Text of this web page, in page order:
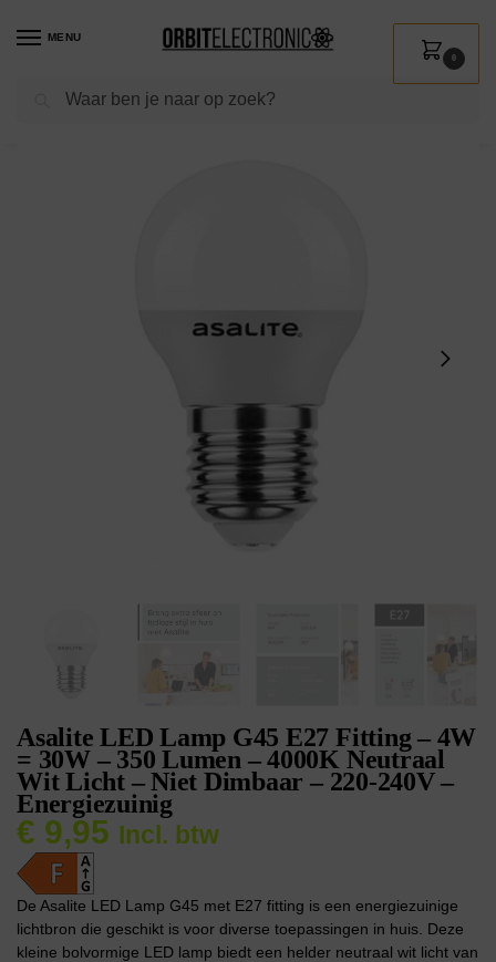
MENU
Zoeken
0
Shop / Verlichting / Lichtbronnen
Asalite LED Lamp G45 E27 Fitting – 4W
= 30W – 350 Lumen – 4000K Neutraal
Wit Licht – Niet Dimbaar – 220-240V –
Energiezuinig
€ 9,95 Incl. btw
De Asalite LED Lamp G45 met E27 fitting is een energiezuinige
lichtbron die geschikt is voor diverse toepassingen in huis. Deze
kleine bolvormige LED lamp biedt een helder neutraal wit licht van